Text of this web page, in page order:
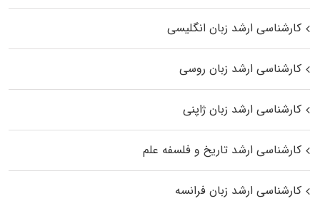
کارشناسی ارشد زبان انگلیسی
کارشناسی ارشد زبان روسی
کارشناسی ارشد زبان ژاپنی
کارشناسی ارشد تاریخ و فلسفه علم
کارشناسی ارشد زبان فرانسه